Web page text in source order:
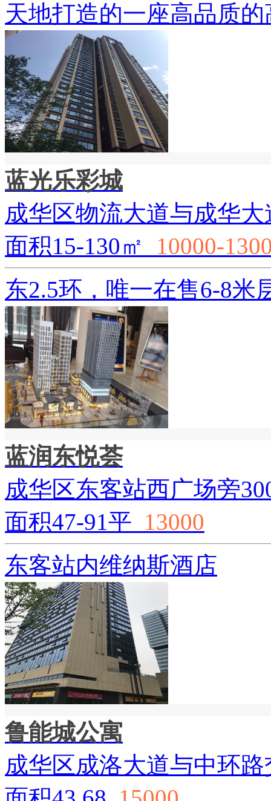
天地打造的一座高品质
蓝光乐彩城
成华区物流大道与成华
面积15-130㎡ 10000-
东2.5环，唯一在售6-8米
蓝润东悦荟
成华区东客站西广场旁
面积47-91平 13000
东客站内维纳斯酒店
鲁能城公寓
成华区成洛大道与中环